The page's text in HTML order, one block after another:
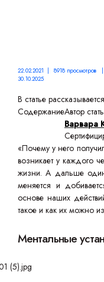
22.02.2021 | 8918 просмотров
30.10.2025
В статье
СодержаниеАвтор
Варвара
«Почему у него
возникает у каждого
жизни. А дальше
меняется и
основе наших
такое и как их можно
Ментальные